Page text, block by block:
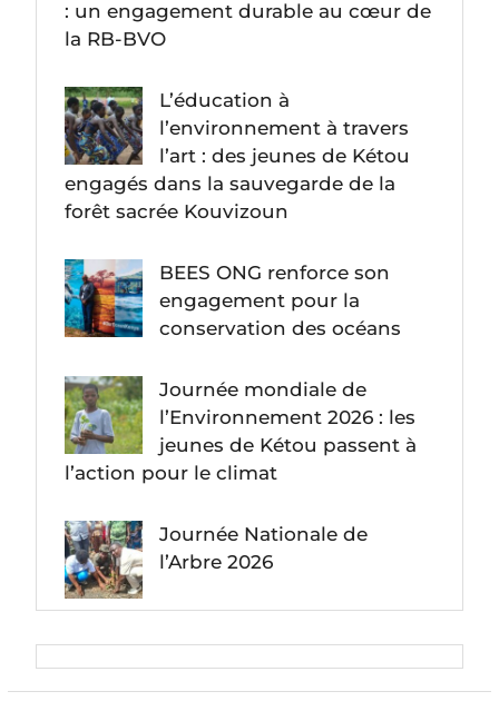
: un engagement durable au cœur de
la RB-BVO
L’éducation à
l’environnement à travers
l’art : des jeunes de Kétou
engagés dans la sauvegarde de la
forêt sacrée Kouvizoun
BEES ONG renforce son
engagement pour la
conservation des océans
Journée mondiale de
l’Environnement 2026 : les
jeunes de Kétou passent à
l’action pour le climat
Journée Nationale de
l’Arbre 2026